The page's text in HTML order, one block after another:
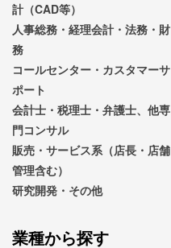
計（CAD等）
人事総務・経理会計・法務・財
務
コールセンター・カスタマーサ
ポート
会計士・税理士・弁護士、他専
門コンサル
販売・サービス系（店長・店舗
管理含む）
研究開発・その他
業種から探す